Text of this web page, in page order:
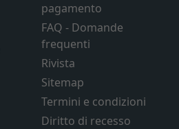
pagamento
FAQ - Domande
frequenti
Rivista
Sitemap
Termini e condizioni
Diritto di recesso